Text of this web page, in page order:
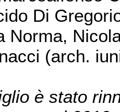
Di
Norma,
(arch.
è stato